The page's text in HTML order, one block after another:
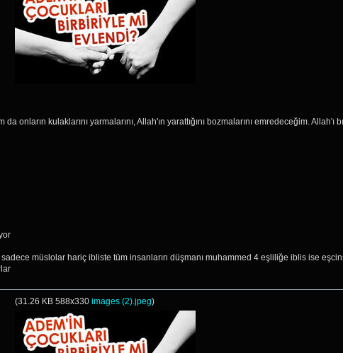
kulaklarını yarmalarını, Allah'ın yarattığını bozmalarını emredeceğim. Allah'ı
müslolar hariç ibliste tüm insanların düşmanı muhammed 4 eşliliğe iblis ise
(31.26 KB 588x330 images (2).jpeg)